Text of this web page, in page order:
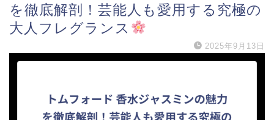
を徹底解剖！芸能人も愛用する究極の
大人フレグランス
2025年9月13日